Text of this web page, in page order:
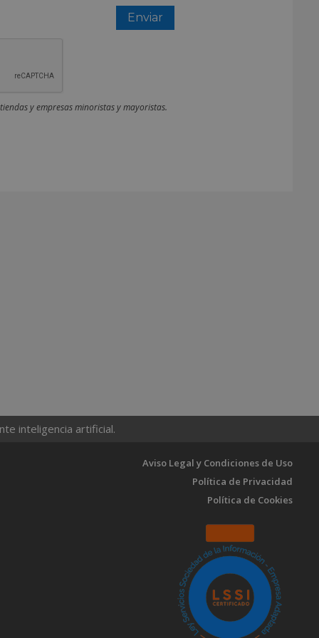
y empresas minoristas y mayoristas.
inteligencia artificial.
Aviso Legal y Condiciones de Uso
Política de Privacidad
Política de Cookies